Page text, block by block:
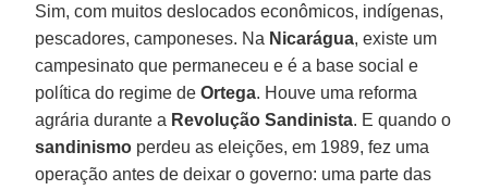
Sim, com muitos deslocados econômicos, indígenas,
pescadores, camponeses. Na Nicarágua, existe um
campesinato que permaneceu e é a base social e
política do regime deOrtega. Houve uma reforma
agrária durante a Revolução Sandinista. E quando o
sandinismo perdeu as eleições, em 1989, fez uma
operação antes de deixar o governo: uma parte das